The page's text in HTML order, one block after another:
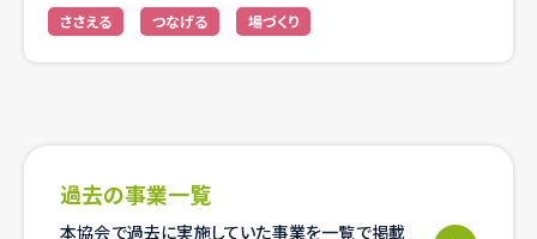
ささえる つなげる 場づくり
過去の事業一覧
本協会で過去に実施していた事業を一覧で掲載